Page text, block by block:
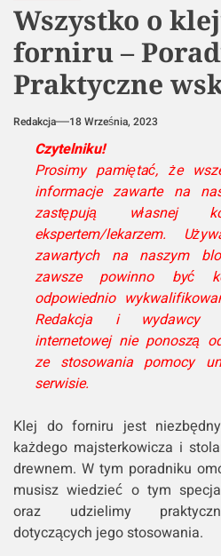
Wszystko o
forniru –
Praktyczne
Redakcja 18 Września, 2023
Czytelniku!
Prosimy pamiętać, że
informacje zawarte na
zastępują własnej
ekspertem/lekarzem.
zawartych na naszym
zawsze powinno być
odpowiednio
Redakcja i wydawcy
internetowej nie ponoszą
ze stosowania pomocy
serwisie.
Klej do forniru jest
każdego majsterkowicza i
drewnem. W tym poradniku
musisz wiedzieć o tym
oraz udzielimy
dotyczących jego stosowania.